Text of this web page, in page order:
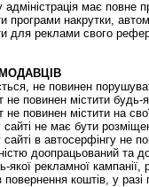
має повне
програми накрутки,
для реклами свого
не повинен
повинен містити будь-
повинен містити на
не має бути
в автосерфінгу не
доопрацьований та
якої рекламної
коштів, у